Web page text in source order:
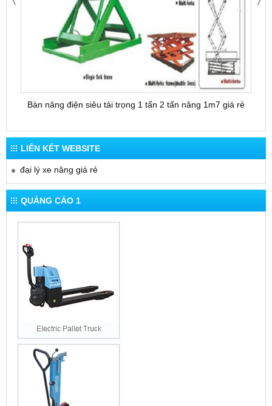
Bàn nâng điện siêu tải trọng 1 tấn 2 tấn nâng 1m7 giá rẻ
LIÊN KẾT WEBSITE
đại lý xe nâng giá rẻ
QUẢNG CÁO 1